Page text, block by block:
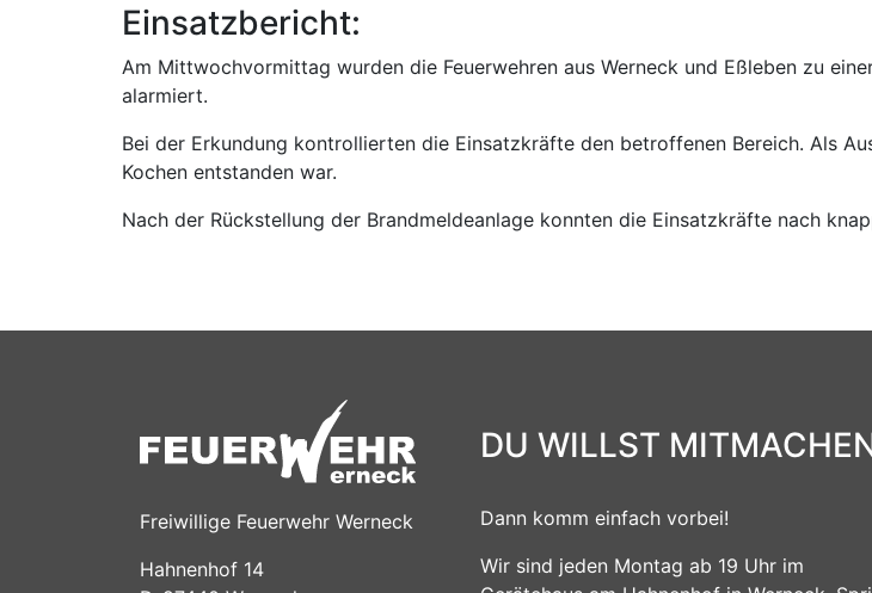
Einsatzbericht:
Am Mittwochvormittag wurden die Feuerwehren aus Werneck und Eßleben zu
alarmiert.
Bei der Erkundung kontrollierten die Einsatzkräfte den betroffenen Bereich. Als
Kochen entstanden war.
Nach der Rückstellung der Brandmeldeanlage konnten die Einsatzkräfte nach
Freiwillige Feuerwehr Werneck
Hahnenhof 14
DU WILLST
Dann komm einfach vorbei!
Wir sind jeden Montag ab 19 Uhr im